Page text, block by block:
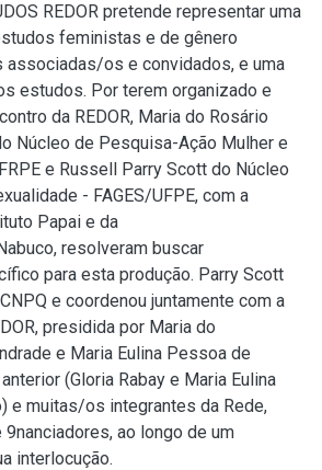
REDOR pretende representar uma
feministas e de gênero
os e convidados, e uma
estudos. Por terem organizado e
da REDOR, Maria do Rosário
Núcleo de Pesquisa-Ação Mulher e
e Russell Parry Scott do Núcleo
- FAGES/UFPE, com a
Papai e da
resolveram buscar
para esta produção. Parry Scott
e coordenou juntamente com a
presidida por Maria do
e Maria Eulina Pessoa de
(Gloria Rabay e Maria Eulina
e muitas/os integrantes da Rede,
ao longo de um
interlocução.